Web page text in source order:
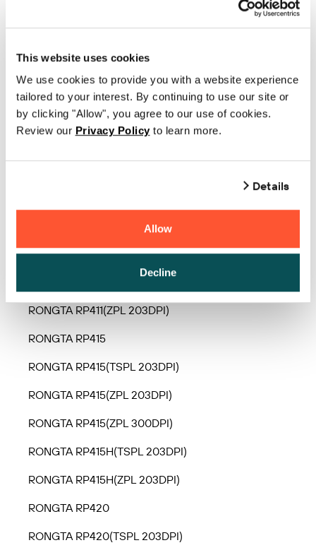
This website uses cookies
We use cookies to provide you with a website experience
tailored to your interest. By continuing to use our site or
by clicking "Allow", you agree to our use of cookies.
Review our Privacy Policy to learn more.
Details
Allow
Decline
RONGTA RP410
RONGTA RP410(TSPL 203DPI)
RONGTA RP410(ZPL 203DPI)
RONGTA RP410C
RONGTA RP410C(ZPL 203DPI)
RONGTA RP411(TSPL 203DPI)
RONGTA RP411(ZPL 203DPI)
RONGTA RP415
RONGTA RP415(TSPL 203DPI)
RONGTA RP415(ZPL 203DPI)
RONGTA RP415(ZPL 300DPI)
RONGTA RP415H(TSPL 203DPI)
RONGTA RP415H(ZPL 203DPI)
RONGTA RP420
RONGTA RP420(TSPL 203DPI)